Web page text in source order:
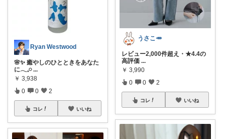
Ryan Westwood
🌸✨ 癒やしのひとときをあなた
に𓂃𓈒𓏸...
￥ 3,938
0 0 2
コレ いいね
うさこ🥕
レビュー2,000件超え・★4.4の
高評価 ...
￥ 3,990
0 0 2
コレ いいね